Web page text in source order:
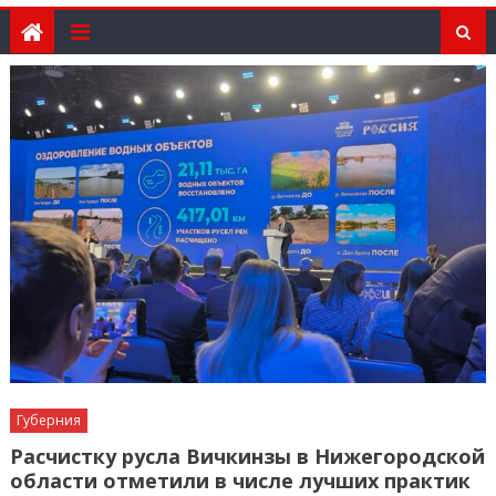
Губерния
Расчистку русла Вичкинзы в Нижегородской
области отметили в числе лучших практик